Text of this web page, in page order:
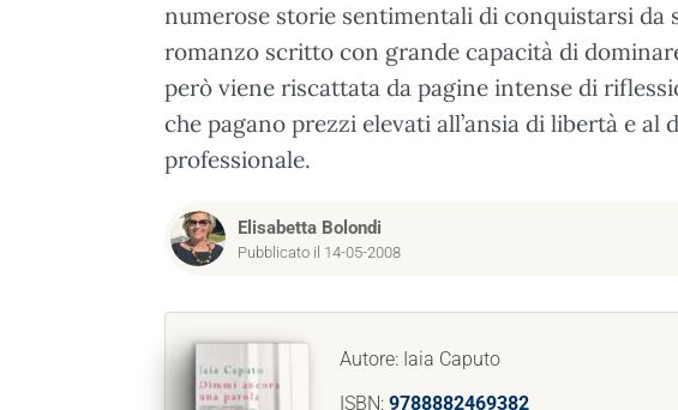
numerose storie sentimentali di conquistarsi da
romanzo scritto con grande capacità di
però viene riscattata da pagine intense di
che pagano prezzi elevati all’ansia di libertà e al
professionale.
Elisabetta Bolondi
Pubblicato il 14-05-2008
Autore: Iaia Caputo
ISBN: 9788882469382